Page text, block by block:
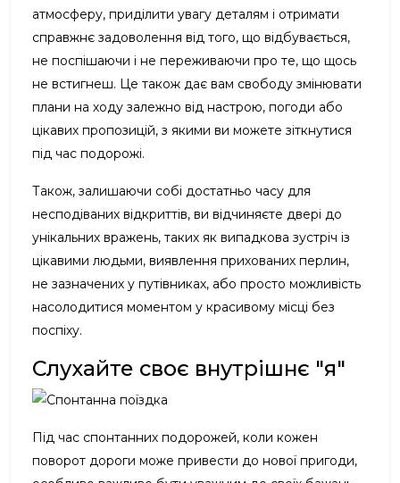
атмосферу, приділити увагу деталям і отримати
справжнє задоволення від того, що відбувається,
не поспішаючи і не переживаючи про те, що щось
не встигнеш. Це також дає вам свободу змінювати
плани на ходу залежно від настрою, погоди або
цікавих пропозицій, з якими ви можете зіткнутися
під час подорожі.
Також, залишаючи собі достатньо часу для
несподіваних відкриттів, ви відчиняєте двері до
унікальних вражень, таких як випадкова зустріч із
цікавими людьми, виявлення прихованих перлин,
не зазначених у путівниках, або просто можливість
насолодитися моментом у красивому місці без
поспіху.
Слухайте своє внутрішнє "я"
Під час спонтанних подорожей, коли кожен
поворот дороги може привести до нової пригоди,